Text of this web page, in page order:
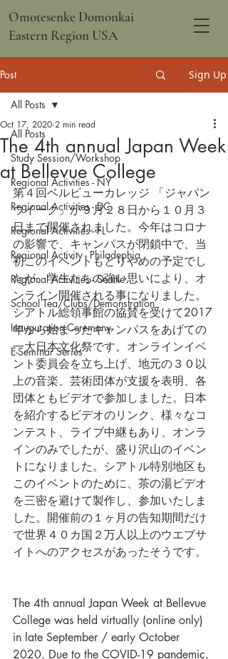
Omotesenke Domonkai
Eastern Region USA
Post Sign Up
All Posts
Study Session/Workshop
Regional Activities - NY
Regional Activities - DC
Regional Activities - FL
Regional Activity - Philadephia
Regional Activities - Seattle
School Tea/Clubs/Demonstration
Inauguration Ceremony
E-Seminar Series
All Posts
The 4th annual Japan Week
at Bellevue College
Oct 17, 2020 2 min read
第４回ベルビューカレッジ 「ジャパン
ウイーク」が９月２８日から１０月３
日まで開催されました。今年はコロナ
の影響で、キャンパスが閉鎖中で、当
初このイベントもとりやめの予定でし
たが、学生たちの強い思いにより、オ
ンライン開催される事になりました。
シアトル総領事館の協賛を受けて2017
年から始まったキャンパスをあげての
一大日本文化祭です。オンラインイベ
ント委員会を立ち上げ、地元の３０以
上の音楽、芸術団体が支援を表明、各
団体ともビデオで参加しました。日本
を紹介するビデオのリンク、様々なコ
ンテスト、ライブ中継もあり、オンラ
インのみでしたが、盛り沢山のイベン
トになりました。シアトル特別地区も
このイベントのために、茶の湯ビデオ
を三密を避けて製作し、参加いたしま
した。開催前の１ヶ月の告知期間だけ
で世界４０カ国２万人以上のウエブサ
イトへのアクセスがあったそうです。
The 4th annual Japan Week at Bellevue
College was held virtually (online only)
in late September / early October
2020. Due to the COVID-19 pandemic,